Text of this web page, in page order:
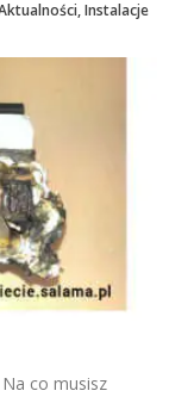
,Instalacje
co musisz